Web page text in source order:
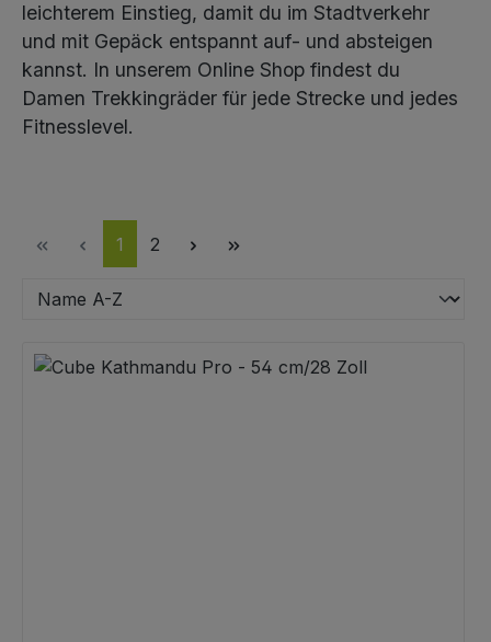
leichterem Einstieg, damit du im Stadtverkehr
und mit Gepäck entspannt auf- und absteigen
kannst. In unserem Online Shop findest du
Damen Trekkingräder für jede Strecke und jedes
Fitnesslevel.
Seite
1 Seite
2